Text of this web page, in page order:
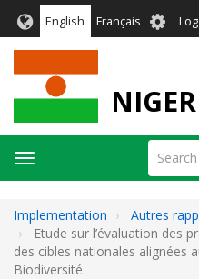
English Français User
Search
Toggle
navigation
Implementation
Autres
Etude sur l’évaluation des
des cibles nationales alignées
Biodiversité